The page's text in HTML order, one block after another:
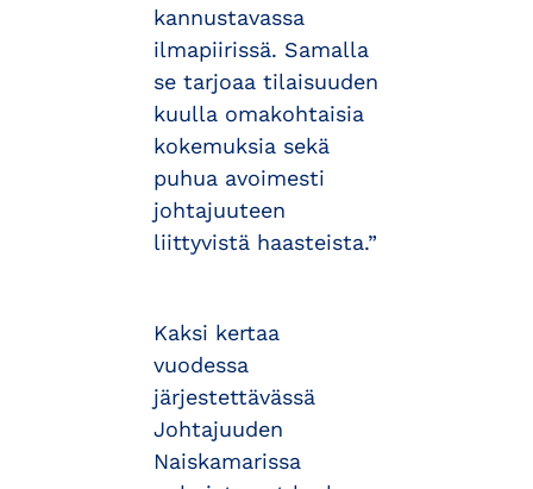
kannustavassa
ilmapiirissä. Samalla
se tarjoaa tilaisuuden
kuulla omakohtaisia
kokemuksia sekä
puhua avoimesti
johtajuuteen
liittyvistä haasteista.”
Kaksi kertaa
vuodessa
järjestettävässä
Johtajuuden
Naiskamarissa